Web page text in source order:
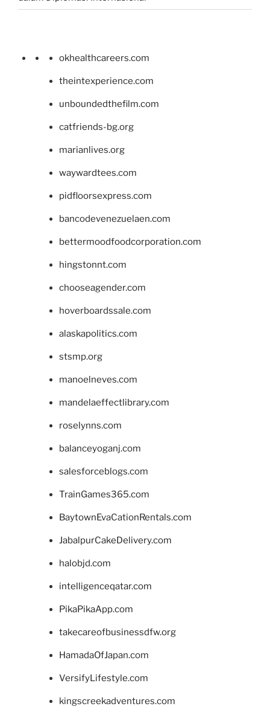
okhealthcareers.com
theintexperience.com
unboundedthefilm.com
catfriends-bg.org
marianlives.org
waywardtees.com
pidfloorsexpress.com
bancodevenezuelaen.com
bettermoodfoodcorporation.com
hingstonnt.com
chooseagender.com
hoverboardssale.com
alaskapolitics.com
stsmp.org
manoelneves.com
mandelaeffectlibrary.com
roselynns.com
balanceyoganj.com
salesforceblogs.com
TrainGames365.com
BaytownEvaCationRentals.com
JabalpurCakeDelivery.com
halobjd.com
intelligenceqatar.com
PikaPikaApp.com
takecareofbusinessdfw.org
HamadaOfJapan.com
VersifyLifestyle.com
kingscreekadventures.com